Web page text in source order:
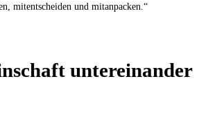
mit­ent­schei­den und mitanpacken.“
unter­ein­an­der